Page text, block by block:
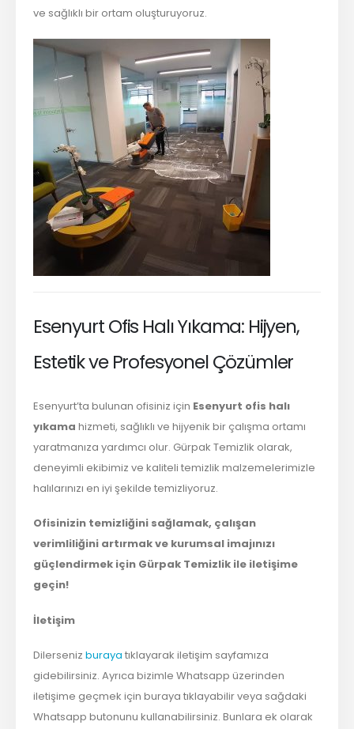
ve sağlıklı bir ortam oluşturuyoruz.
Esenyurt Ofis Halı Yıkama: Hijyen,
Estetik ve Profesyonel Çözümler
Esenyurt’ta bulunan ofisiniz için Esenyurt ofis halı
yıkama hizmeti, sağlıklı ve hijyenik bir çalışma ortamı
yaratmanıza yardımcı olur. Gürpak Temizlik olarak,
deneyimli ekibimiz ve kaliteli temizlik malzemelerimizle
halılarınızı en iyi şekilde temizliyoruz.
Ofisinizin temizliğini sağlamak, çalışan
verimliliğini artırmak ve kurumsal imajınızı
güçlendirmek için Gürpak Temizlik ile iletişime
geçin!
İletişim
Dilersenizburaya tıklayarak iletişim sayfamıza
gidebilirsiniz. Ayrıca bizimle Whatsapp üzerinden
iletişime geçmek için buraya tıklayabilir veya sağdaki
Whatsapp butonunu kullanabilirsiniz. Bunlara ek olarak